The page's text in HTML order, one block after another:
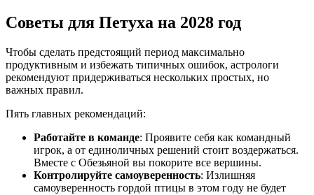
Советы для Петуха на 2028 год
Чтобы сделать предстоящий период максимально
продуктивным и избежать типичных ошибок, астрологи
рекомендуют придерживаться нескольких простых, но
важных правил.
Пять главных рекомендаций:
Работайте в команде: Проявите себя как командный
игрок, а от единоличных решений стоит воздержаться.
Вместе с Обезьяной вы покорите все вершины.
Контролируйте самоуверенность: Излишняя
самоуверенность гордой птицы в этом году не будет